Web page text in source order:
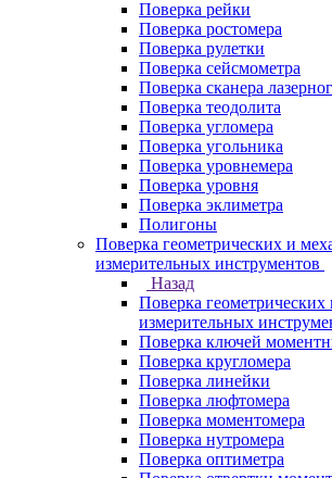
Поверка рейки
Поверка ростомера
Поверка рулетки
Поверка сейсмометра
Поверка сканера
Поверка теодолита
Поверка угломера
Поверка угольника
Поверка уровнемера
Поверка уровня
Поверка эклиметра
Полигоны
Поверка геометрических и
измерительных инструментов
Назад
Поверка
измерительных
Поверка ключей
Поверка кругломера
Поверка линейки
Поверка люфтомера
Поверка моментомера
Поверка нутромера
Поверка оптиметра